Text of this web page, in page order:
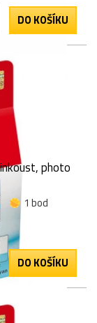
DO KOŠÍKU
photo
1 bod
DO KOŠÍKU